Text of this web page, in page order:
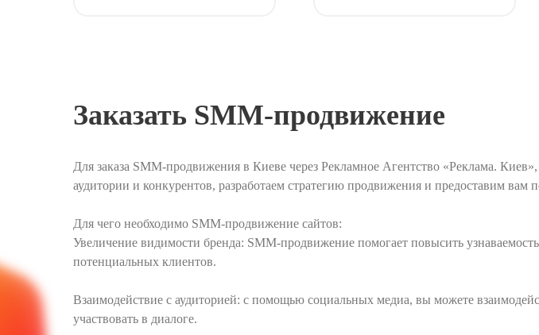
Заказать SMM-продвижение
Для заказа SMM-продвижения в Киеве через Рекламное Агентство «Реклама.
аудитории и конкурентов, разработаем стратегию продвижения и предоставим
Для чего необходимо SMM-продвижение сайтов:
Увеличение видимости бренда: SMM-продвижение помогает повысить
потенциальных клиентов.
Взаимодействие с аудиторией: с помощью социальных медиа, вы можете
участвовать в диалоге.